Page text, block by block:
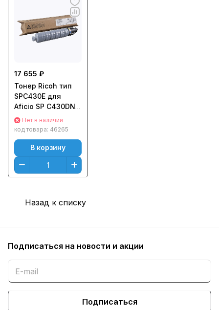
17 655 ₽
Тонер Ricoh тип
SPC430E для
Aficio SP C430DN/
C431DN/ C440DN
(21000стр.)
Оригинальный
Нет в наличии
код товара: 46265
В корзину
Назад к списку
Подписаться на новости и акции
Подписаться